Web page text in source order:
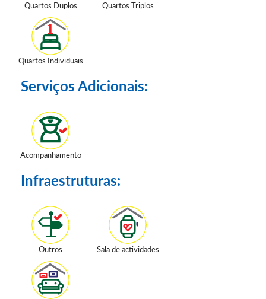
Quartos Duplos Quartos Triplos
Quartos Individuais
Serviços Adicionais:
Acompanhamento
Infraestruturas:
Outros Sala de actividades